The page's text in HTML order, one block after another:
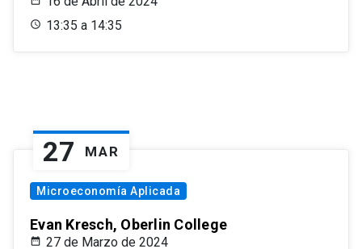
13:35 a 14:35
27 MAR
Microeconomía Aplicada
Evan Kresch, Oberlin College
27 de Marzo de 2024